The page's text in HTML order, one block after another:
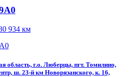
934 км
область, г.о. Люберцы, пгт. Томилино,
ш. 23-й км Новорязанского, к. 16,